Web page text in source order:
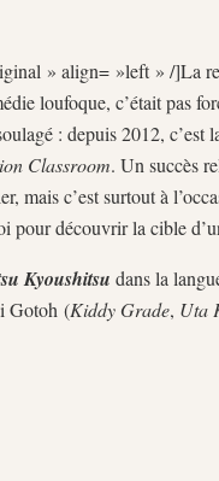
» align= »left » /]La
loufoque, c’était pas
: depuis 2012, c’est
Classroom. Un succès
mais c’est surtout à
pour découvrir la cible
Kyoushitsu dans la
Gotoh (Kiddy Grade, Uta